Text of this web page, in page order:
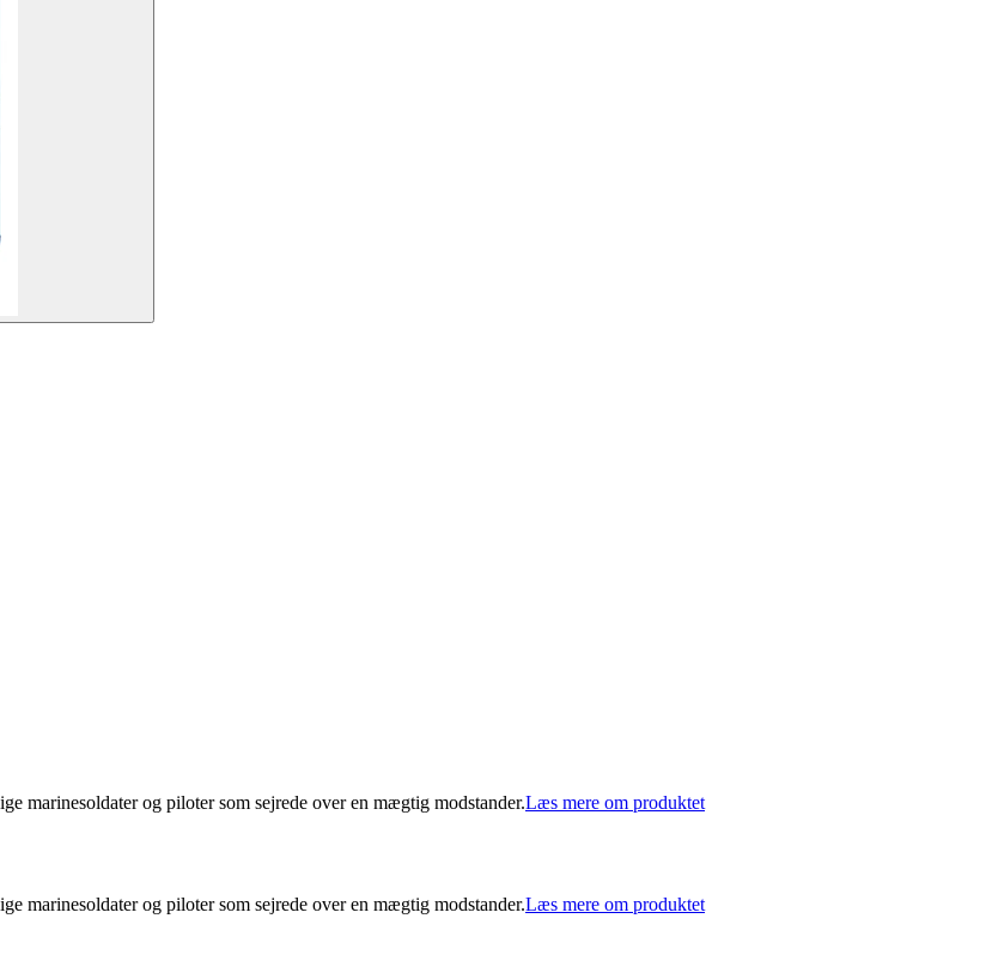
marinesoldater og piloter som sejrede over en mægtig modstander.Læs mere om produktet
marinesoldater og piloter som sejrede over en mægtig modstander.Læs mere om produktet